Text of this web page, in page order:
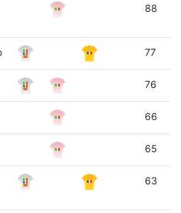
88
77
76
66
65
63